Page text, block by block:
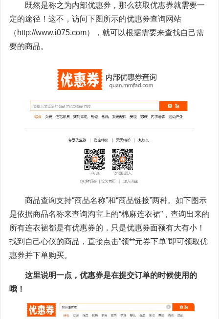
既然是称之为内部优惠券，那么获取优惠券就需要一
定的途径！这不，访问下图所示的优惠券查询网站
（http://www.i075.com），就可以根据需要来查找自己需
要的商品。
商品查询支持“商品名称”和“商品链接”两种。如下图示
是依据商品名称来查询淘宝上的“棉麻连衣裙”，查询出来的
所有连衣裙都是有优惠券的，只是优惠券面额有大有小！
找到自己心仪的商品，直接点击“领**元券下单”即可领取优
惠券并下单购买。
这里说明一点，优惠券是在提交订单的时候使用的
哦！